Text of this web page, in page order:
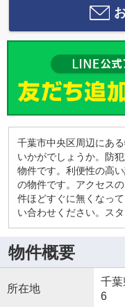
千葉市中央区周辺にあ
いかがでしょうか。防
物件です。利便性の高
の物件です。アクセス
件ほどすぐに無くなっ
い合わせください。ス
物件概要
所在地
千葉
6